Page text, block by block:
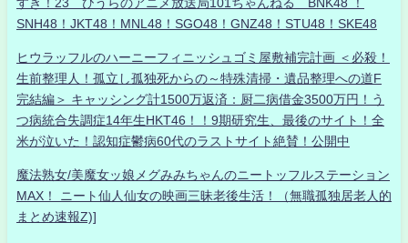
SNH48！JKT48！MNL48！SGO48！GNZ48！STU48！SKE48
ヒウラッフルのハーニーフィニッシュゴミ屋敷補完計画 ＜必殺！
生前整理人！孤立し孤独死からの～特殊清掃・遺品整理への道F
完結編＞ キャッシング計1500万返済：厨二病借金3500万円！う
つ病統合失調症14年生HKT46！！9期研究生、最後のサイト！全
米が泣いた！認知症鬱病60代のラストサイト絶賛！公開中
魔法熟女/美魔女ッ娘メグみみちゃんのニートッフルステーション
MAX！ ニート仙人仙女の映画三昧老後生活！（無職孤独居老人的
まとめ速報Z)]